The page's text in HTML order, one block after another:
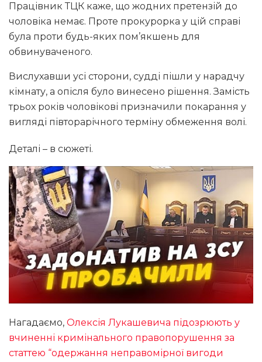
Працівник ТЦК каже, що жодних претензій до
чоловіка немає. Проте прокурорка у цій справі
була проти будь-яких пом’якшень для
обвинуваченого.
Вислухавши усі сторони, судді пішли у нарадчу
кімнату, а опісля було винесено рішення. Замість
трьох років чоловікові призначили покарання у
вигляді півторарічного терміну обмеження волі.
Деталі – в сюжеті.
Нагадаємо, Олексія Лукашевича підозрюють у
вчиненні кримінального правопорушення за
статтею “одержання неправомірної вигоди